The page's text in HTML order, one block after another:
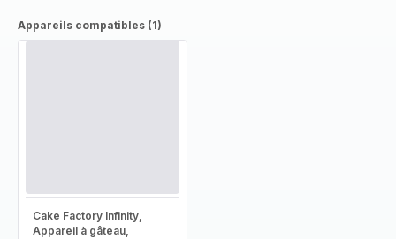
Appareils compatibles (1)
Cake Factory Infinity,
Appareil à gâteau,